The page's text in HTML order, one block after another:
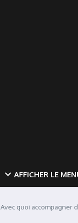
AFFICHER LE
Avec quoi accompagner